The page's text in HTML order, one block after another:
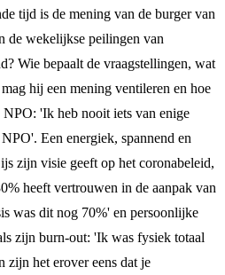
tijd is de mening van de burger van
de wekelijkse peilingen van
Wie bepaalt de vraagstellingen, wat
hij een mening ventileren en hoe
'Ik heb nooit iets van enige
Een energiek, spannend en
zijn visie geeft op het coronabeleid,
heeft vertrouwen in de aanpak van
was dit nog 70%' en persoonlijke
zijn burn-out: 'Ik was fysiek totaal
zijn het erover eens dat je